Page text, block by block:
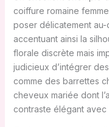
coiffure romaine
poser délicatement
accentuant ainsi la
florale discrète mais
judicieux d’intégrer
comme des barrettes
cheveux mariée dont
contraste élégant